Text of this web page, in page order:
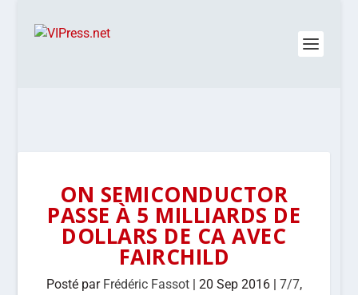
ON SEMICONDUCTOR
PASSE À 5 MILLIARDS DE
DOLLARS DE CA AVEC
FAIRCHILD
Posté par Frédéric Fassot| 20 Sep 2016| 7/7,